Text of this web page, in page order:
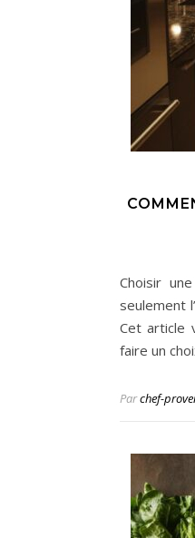
Choisir
seulement
Cet article
faire un
Parchef-